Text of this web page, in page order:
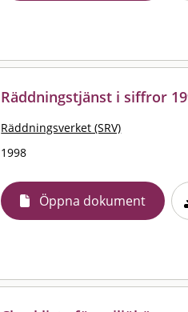
Räddningstjänst i siffror
Räddningsverket (SRV)
1998
Öppna dokument